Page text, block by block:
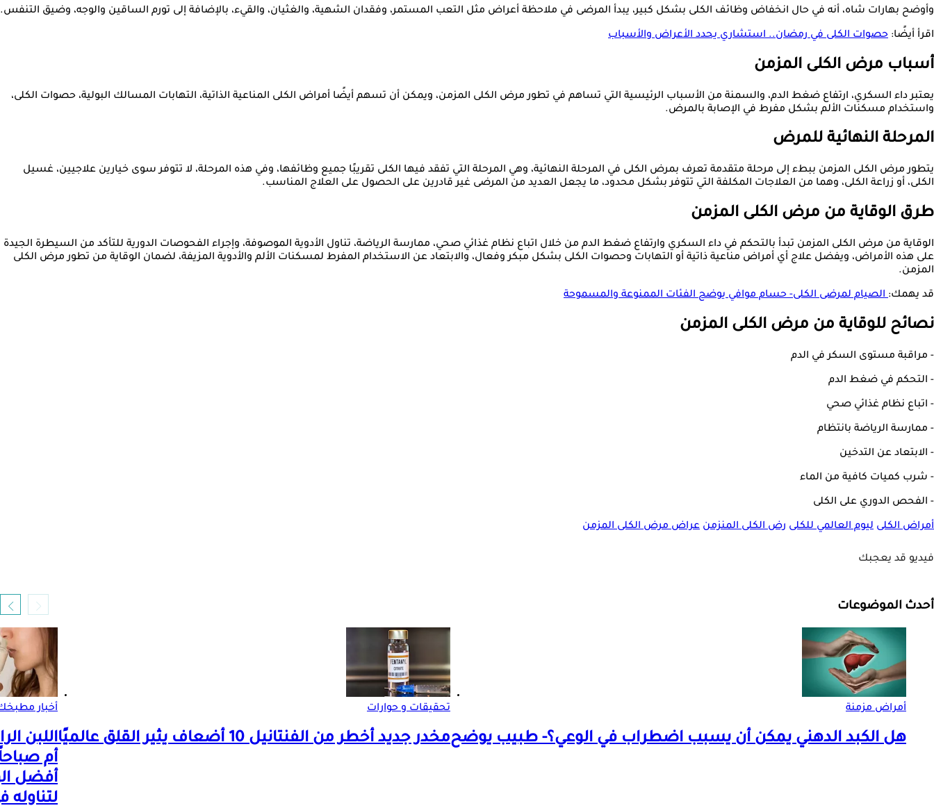
وأوضح بهارات شاه، أنه في حال انخفاض وظائف الكلى بشكل كبير، يبدأ المرضى في ملاحظة أعراض مثل التعب المستمر، وفقدان الشهية، والغثيان، والقيء، بالإضافة إلى تورم الساقين والوجه، وضيق التنفس.
اقرأ أيضًا: حصوات الكلى في رمضان.. استشاري يحدد الأعراض والأسباب
أسباب مرض الكلى المزمن
يعتبر داء السكري، ارتفاع ضغط الدم، والسمنة من الأسباب الرئيسية التي تساهم في تطور مرض الكلى المزمن، ويمكن أن تسهم أيضًا أمراض الكلى المناعية الذاتية، التهابات المسالك البولية، حصوات الكلى،
واستخدام مسكنات الألم بشكل مفرط في الإصابة بالمرض.
المرحلة النهائية للمرض
يتطور مرض الكلى المزمن ببطء إلى مرحلة متقدمة تعرف بمرض الكلى في المرحلة النهائية، وهي المرحلة التي تفقد فيها الكلى تقريبًا جميع وظائفها، وفي هذه المرحلة، لا تتوفر سوى خيارين علاجيين، غسيل
الكلى، أو زراعة الكلى، وهما من العلاجات المكلفة التي تتوفر بشكل محدود، ما يجعل العديد من المرضى غير قادرين على الحصول على العلاج المناسب.
طرق الوقاية من مرض الكلى المزمن
الوقاية من مرض الكلى المزمن تبدأ بالتحكم في داء السكري وارتفاع ضغط الدم من خلال اتباع نظام غذائي صحي، ممارسة الرياضة، تناول الأدوية الموصوفة، وإجراء الفحوصات الدورية للتأكد من السيطرة الجيدة
على هذه الأمراض، ويفضل علاج أي أمراض مناعية ذاتية أو التهابات وحصوات الكلى بشكل مبكر وفعال، والابتعاد عن الاستخدام المفرط لمسكنات الألم والأدوية المزيفة، لضمان الوقاية من تطور مرض الكلى
المزمن.
قد يهمك:الصيام لمرضى الكلى- حسام موافي يوضح الفئات الممنوعة والمسموحة
نصائح للوقاية من مرض الكلى المزمن
- مراقبة مستوى السكر في الدم
- التحكم في ضغط الدم
- اتباع نظام غذائي صحي
- ممارسة الرياضة بانتظام
- الابتعاد عن التدخين
- شرب كميات كافية من الماء
- الفحص الدوري على الكلى
أمراض الكلى ليوم العالمي للكلى رض الكلى المنزمن عراض مرض الكلى المزمن
فيديو قد يعجبك
أحدث الموضوعات
أمراض مزمنة
هل الكبد الدهني يمكن أن يسبب اضطراب في الوعي؟- طبيب يوضح
تحقيقات و حوارات
مخدر جديد أخطر من الفنتانيل 10 أضعاف يثير القلق عالميًا
أخبار
اللبن
أم
أفضل
لتناوله